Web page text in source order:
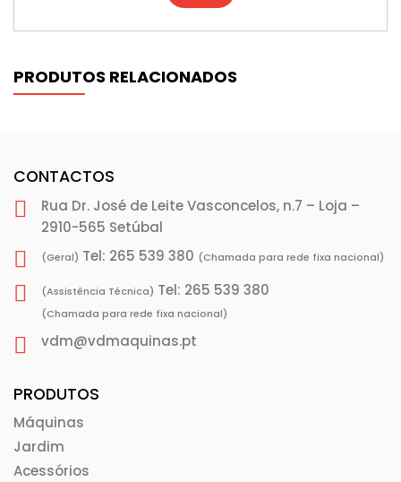
PRODUTOS RELACIONADOS
CONTACTOS
Rua Dr. José de Leite Vasconcelos, n.7 – Loja –
2910-565 Setúbal
(Geral) Tel: 265 539 380 (Chamada para rede fixa nacional)
(Assistência Técnica) Tel: 265 539 380
(Chamada para rede fixa nacional)
vdm@vdmaquinas.pt
PRODUTOS
Máquinas
Jardim
Acessórios